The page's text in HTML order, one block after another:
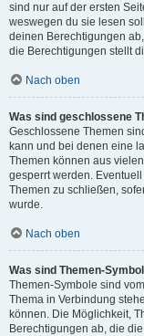
sind nur auf der ersten
weswegen du sie lesen
deinen Berechtigungen
die Berechtigungen stellt
Nach oben
Was sind geschlossene
Geschlossene Themen
kann und bei denen eine
Themen können aus
gesperrt werden.
Themen zu schließen,
wurde.
Nach oben
Was sind Themen-
Themen-Symbole sind
Thema in Verbindung
können. Die Möglichkeit,
Berechtigungen ab, die